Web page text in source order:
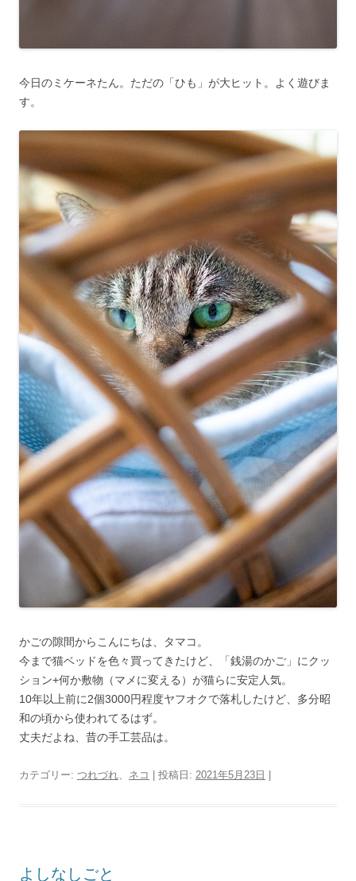
今日のミケーネたん。ただの「ひも」が大ヒット。よく遊びま
す。
かごの隙間からこんにちは、タマコ。
今まで猫ベッドを色々買ってきたけど、「銭湯のかご」にクッ
ション+何か敷物（マメに変える）が猫らに安定人気。
10年以上前に2個3000円程度ヤフオクで落札したけど、多分昭
和の頃から使われてるはず。
丈夫だよね、昔の手工芸品は。
カテゴリー: つれづれ ネコ | 投稿日: 2021年5月23日 |
よしなしごと